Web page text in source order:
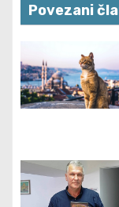
n
v
i
a
Povezani